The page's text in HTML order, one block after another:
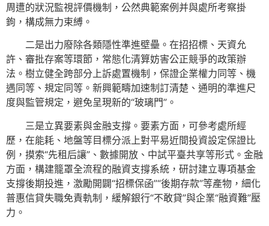
周遭的狀況監視評價機制，公然典範案例并與處所考察掛
鉤，構成無力束縛。
二是出力廢除各類隱性準進壁壘。在招招標、天資允
許、審批存案等環節，常態化清算妨害公正競爭的政策辦
法。樹立健全跨部分上訴處置機制，保證企業權力同等、機
遇同等、規定同等。新興範疇加速制訂清楚、通明的準進尺
度與監管規定，避免呈現新的“玻璃門”。
三是立異要素與金融支撐。要素方面，可參考處所經
歷，在能耗、地盤等目標分派上對平易近間投資設定保證比
例，摸索“先租后讓”、數據開放、中試平臺共享等形式。金融
方面，構建籠罩全流程的融資支撐系統，研討建立專項基金
支撐後期投進，激勵開闢“招標保函”“後期存款”等產物，細化
普惠信貸失職免責軌制，緩解銀行“不敢貸”與企業“融資難”壓
力。